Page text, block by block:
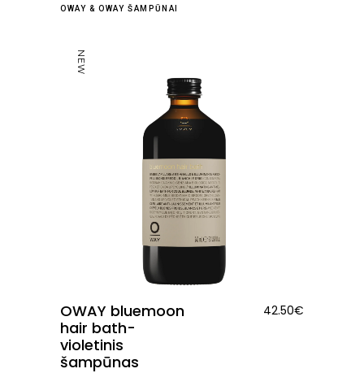
OWAY &OWAY ŠAMPŪNAI
NEW
OWAY bluemoon
hair bath-
violetinis
šampūnas
42.50€